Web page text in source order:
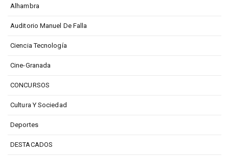
Alhambra
Auditorio Manuel De Falla
Ciencia Tecnología
Cine-Granada
CONCURSOS
Cultura Y Sociedad
Deportes
DESTACADOS